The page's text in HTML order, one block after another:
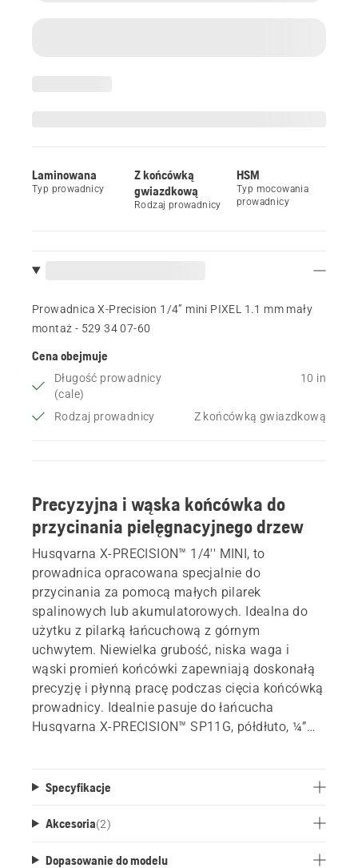
Laminowana
Typ prowadnicy
Z końcówką
gwiazdkową
Rodzaj prowadnicy
HSM
Typ mocowania
prowadnicy
Prowadnica X-Precision 1/4” mini PIXEL 1.1 mm mały
montaż - 529 34 07‑60
Cena obejmuje
Długość prowadnicy
(cale)
10 in
Rodzaj prowadnicy Z końcówką gwiazdkową
Precyzyjna i wąska końcówka do
przycinania pielęgnacyjnego drzew
Husqvarna X-PRECISION™ 1/4'' MINI, to
prowadnica opracowana specjalnie do
przycinania za pomocą małych pilarek
spalinowych lub akumulatorowych. Idealna do
użytku z pilarką łańcuchową z górnym
uchwytem. Niewielka grubość, niska waga i
wąski promień końcówki zapewniają doskonałą
precyzję i płynną pracę podczas cięcia końcówką
prowadnicy. Idealnie pasuje do łańcucha
Husqvarna X-PRECISION™ SP11G, półdłuto, ¼”
Specyfikacje
Akcesoria(2)
Dopasowanie do modelu